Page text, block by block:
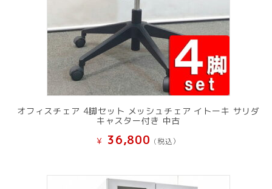
オフィスチェア 4脚セット メッシュチェア イトーキ サリダ
キャスター付き 中古
¥ 36,800 (税込）